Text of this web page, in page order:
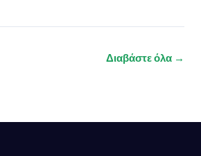
Διαβάστε όλα →